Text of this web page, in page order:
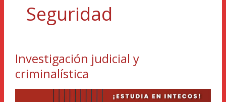
Seguridad
Investigación judicial y
criminalística
Investigación
judicial
y